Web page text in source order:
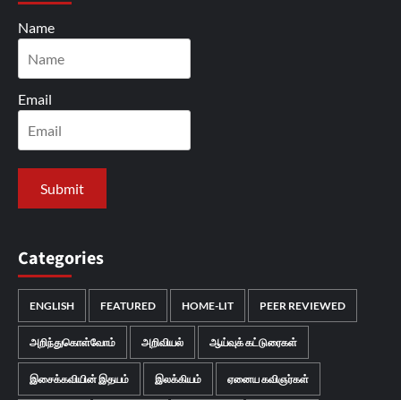
Name
Email
Categories
ENGLISH FEATURED HOME-LIT PEER REVIEWED
அறிந்துகொள்வோம் அறிவியல் ஆய்வுக் கட்டுரைகள்
இசைக்கவியின் இதயம் இலக்கியம் ஏனைய கவிஞர்கள்